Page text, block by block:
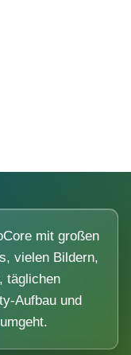
mit großen
vielen Bildern,
täglichen
Aufbau und